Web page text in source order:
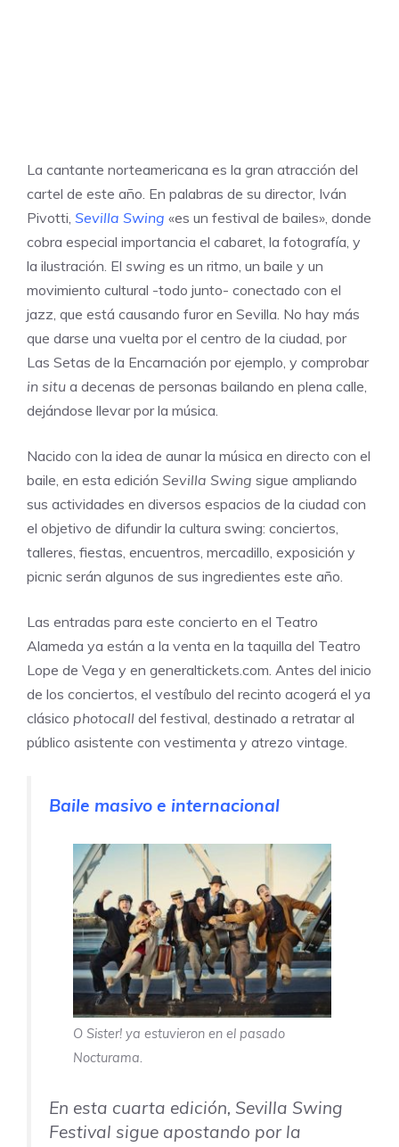
La cantante norteamericana es la gran atracción del
cartel de este año. En palabras de su director, Iván
Pivotti, Sevilla Swing «es un festival de bailes», donde
cobra especial importancia el cabaret, la fotografía, y
la ilustración. El swing es un ritmo, un baile y un
movimiento cultural -todo junto- conectado con el
jazz, que está causando furor en Sevilla. No hay más
que darse una vuelta por el centro de la ciudad, por
Las Setas de la Encarnación por ejemplo, y comprobar
in situ a decenas de personas bailando en plena calle,
dejándose llevar por la música.
Nacido con la idea de aunar la música en directo con el
baile, en esta edición Sevilla Swing sigue ampliando
sus actividades en diversos espacios de la ciudad con
el objetivo de difundir la cultura swing: conciertos,
talleres, fiestas, encuentros, mercadillo, exposición y
picnic serán algunos de sus ingredientes este año.
Las entradas para este concierto en el Teatro
Alameda ya están a la venta en la taquilla del Teatro
Lope de Vega y en generaltickets.com. Antes del inicio
de los conciertos, el vestíbulo del recinto acogerá el ya
clásico photocall del festival, destinado a retratar al
público asistente con vestimenta y atrezo vintage.
Baile masivo e internacional
O Sister! ya estuvieron en el pasado
Nocturama.
En esta cuarta edición, Sevilla Swing
Festival sigue apostando por la